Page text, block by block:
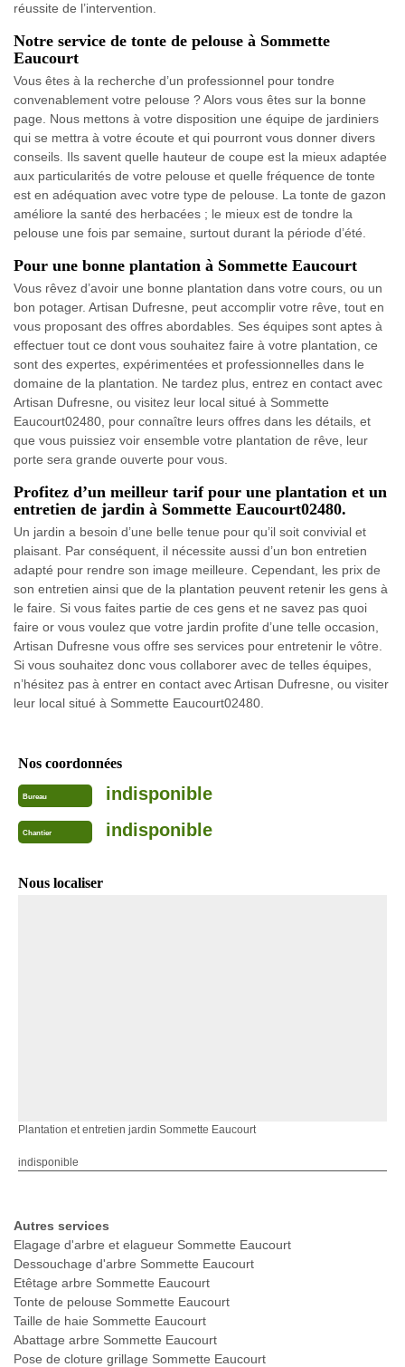
réussite de l’intervention.
Notre service de tonte de pelouse à Sommette
Eaucourt
Vous êtes à la recherche d’un professionnel pour tondre
convenablement votre pelouse ? Alors vous êtes sur la bonne
page. Nous mettons à votre disposition une équipe de jardiniers
qui se mettra à votre écoute et qui pourront vous donner divers
conseils. Ils savent quelle hauteur de coupe est la mieux adaptée
aux particularités de votre pelouse et quelle fréquence de tonte
est en adéquation avec votre type de pelouse. La tonte de gazon
améliore la santé des herbacées ; le mieux est de tondre la
pelouse une fois par semaine, surtout durant la période d’été.
Pour une bonne plantation à Sommette Eaucourt
Vous rêvez d’avoir une bonne plantation dans votre cours, ou un
bon potager. Artisan Dufresne, peut accomplir votre rêve, tout en
vous proposant des offres abordables. Ses équipes sont aptes à
effectuer tout ce dont vous souhaitez faire à votre plantation, ce
sont des expertes, expérimentées et professionnelles dans le
domaine de la plantation. Ne tardez plus, entrez en contact avec
Artisan Dufresne, ou visitez leur local situé à Sommette
Eaucourt02480, pour connaître leurs offres dans les détails, et
que vous puissiez voir ensemble votre plantation de rêve, leur
porte sera grande ouverte pour vous.
Profitez d’un meilleur tarif pour une plantation et un
entretien de jardin à Sommette Eaucourt02480.
Un jardin a besoin d’une belle tenue pour qu’il soit convivial et
plaisant. Par conséquent, il nécessite aussi d’un bon entretien
adapté pour rendre son image meilleure. Cependant, les prix de
son entretien ainsi que de la plantation peuvent retenir les gens à
le faire. Si vous faites partie de ces gens et ne savez pas quoi
faire or vous voulez que votre jardin profite d’une telle occasion,
Artisan Dufresne vous offre ses services pour entretenir le vôtre.
Si vous souhaitez donc vous collaborer avec de telles équipes,
n’hésitez pas à entrer en contact avec Artisan Dufresne, ou visiter
leur local situé à Sommette Eaucourt02480.
Nos coordonnées
Bureau indisponible
Chantier indisponible
Nous localiser
Plantation et entretien jardin Sommette Eaucourt
indisponible
Autres services
Elagage d'arbre et elagueur Sommette Eaucourt
Dessouchage d'arbre Sommette Eaucourt
Etêtage arbre Sommette Eaucourt
Tonte de pelouse Sommette Eaucourt
Taille de haie Sommette Eaucourt
Abattage arbre Sommette Eaucourt
Pose de cloture grillage Sommette Eaucourt